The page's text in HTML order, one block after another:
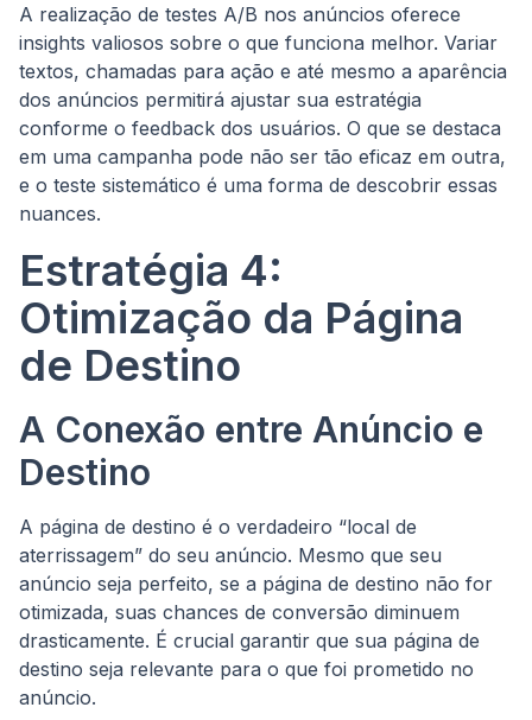
A realização de testes A/B nos anúncios oferece
insights valiosos sobre o que funciona melhor. Variar
textos, chamadas para ação e até mesmo a aparência
dos anúncios permitirá ajustar sua estratégia
conforme o feedback dos usuários. O que se destaca
em uma campanha pode não ser tão eficaz em outra,
e o teste sistemático é uma forma de descobrir essas
nuances.
Estratégia 4:
Otimização da Página
de Destino
A Conexão entre Anúncio e
Destino
A página de destino é o verdadeiro “local de
aterrissagem” do seu anúncio. Mesmo que seu
anúncio seja perfeito, se a página de destino não for
otimizada, suas chances de conversão diminuem
drasticamente. É crucial garantir que sua página de
destino seja relevante para o que foi prometido no
anúncio.